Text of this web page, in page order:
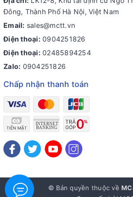
Đông, Thành Phố Hà Nội, Việt Nam
Email: sales@mctt.vn
Điện thoại: 0904251826
Điện thoại: 02485894254
Zalo: 0904251826
Chấp nhận thanh toán
© Bản quyền thuộc về